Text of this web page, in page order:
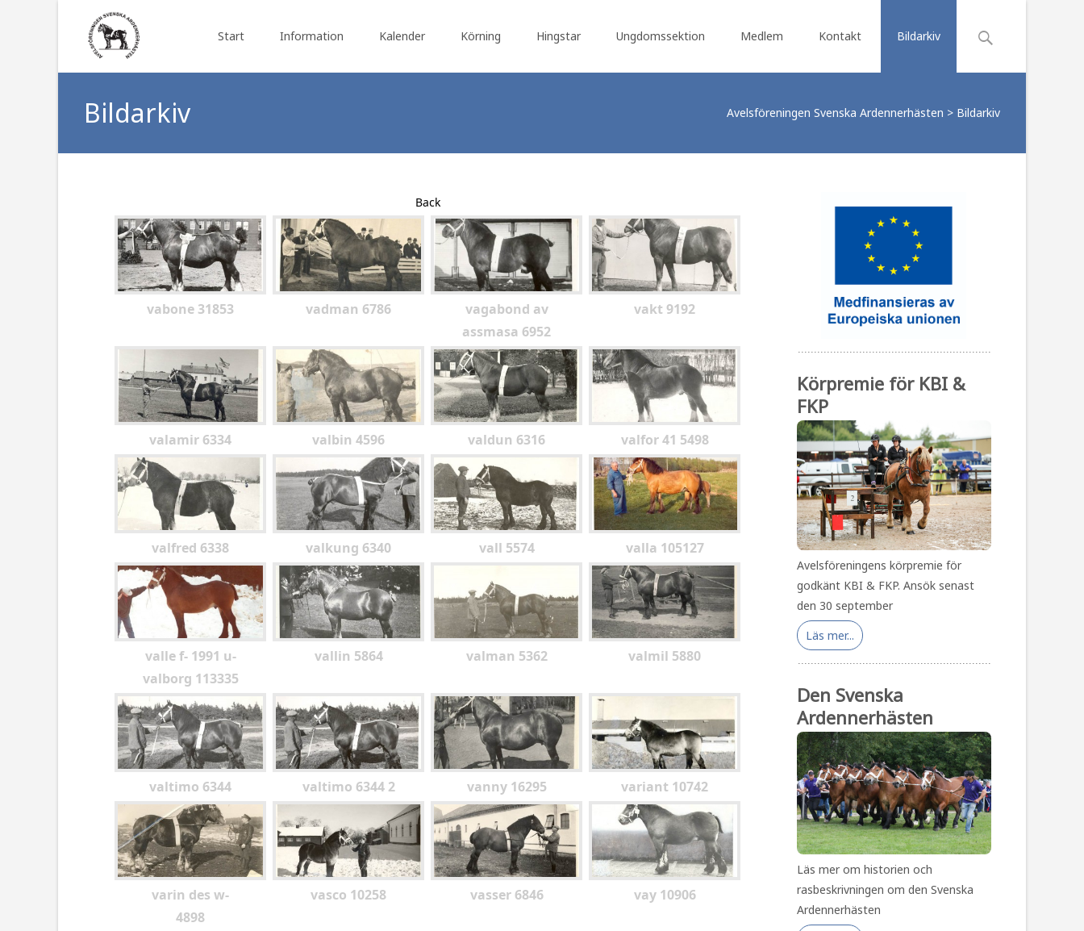
Start
Information Kalender Körning Hingstar Ungdomssektion Medlem Kontakt Bildarkiv
Search
Bildarkiv Avelsföreningen Svenska Ardennerhästen > Bildarkiv
Back
vabone 31853 vadman 6786
vagabond av
assmasa 6952
vakt 9192
valamir 6334 valbin 4596 valdun 6316 valfor 41 5498
valfred 6338 valkung 6340 vall 5574 valla 105127
valle f- 1991 u-
valborg 113335
vallin 5864 valman 5362 valmil 5880
valtimo 6344 valtimo 6344 2 vanny 16295 variant 10742
varin des w-
4898
vasco 10258 vasser 6846 vay 10906
Körpremie för KBI &
FKP
Avelsföreningens körpremie för
godkänt KBI & FKP. Ansök senast
den 30 september
Läs mer...
Den Svenska
Ardennerhästen
Läs mer om historien och
rasbeskrivningen om den Svenska
Ardennerhästen